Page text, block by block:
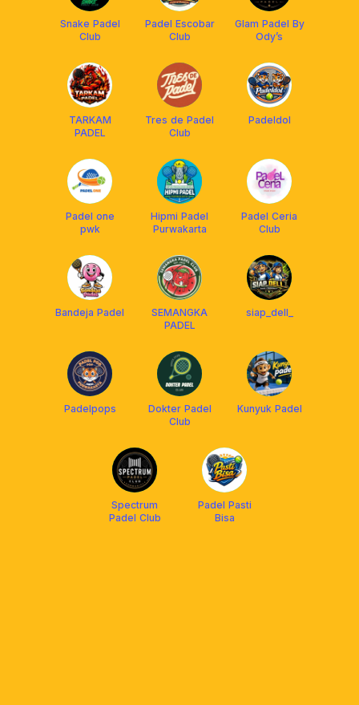
Snake Padel
Club
Padel Escobar
Club
Glam Padel By
Ody’s
TARKAM
PADEL
Tres de Padel
Club
Padeldol
Padel one
pwk
Hipmi Padel
Purwakarta
Padel Ceria
Club
Bandeja Padel
SEMANGKA
PADEL
siap_dell_
Padelpops
Dokter Padel
Club
Kunyuk Padel
Spectrum
Padel Club
Padel Pasti
Bisa